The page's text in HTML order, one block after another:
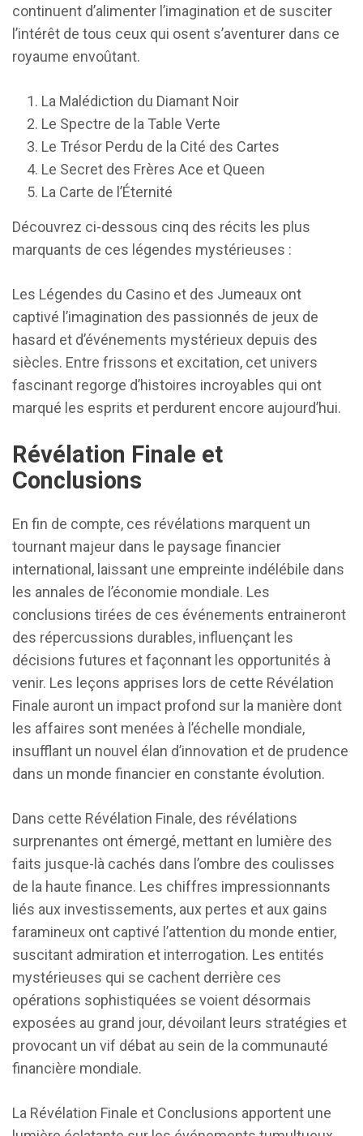
continuent d’alimenter l’imagination et de susciter
l’intérêt de tous ceux qui osent s’aventurer dans ce
royaume envoûtant.
La Malédiction du Diamant Noir
Le Spectre de la Table Verte
Le Trésor Perdu de la Cité des Cartes
Le Secret des Frères Ace et Queen
La Carte de l’Éternité
Découvrez ci-dessous cinq des récits les plus
marquants de ces légendes mystérieuses :
Les Légendes du Casino et des Jumeaux ont
captivé l’imagination des passionnés de jeux de
hasard et d’événements mystérieux depuis des
siècles. Entre frissons et excitation, cet univers
fascinant regorge d’histoires incroyables qui ont
marqué les esprits et perdurent encore aujourd’hui.
Révélation Finale et
Conclusions
En fin de compte, ces révélations marquent un
tournant majeur dans le paysage financier
international, laissant une empreinte indélébile dans
les annales de l’économie mondiale. Les
conclusions tirées de ces événements entraineront
des répercussions durables, influençant les
décisions futures et façonnant les opportunités à
venir. Les leçons apprises lors de cette Révélation
Finale auront un impact profond sur la manière dont
les affaires sont menées à l’échelle mondiale,
insufflant un nouvel élan d’innovation et de prudence
dans un monde financier en constante évolution.
Dans cette Révélation Finale, des révélations
surprenantes ont émergé, mettant en lumière des
faits jusque-là cachés dans l’ombre des coulisses
de la haute finance. Les chiffres impressionnants
liés aux investissements, aux pertes et aux gains
faramineux ont captivé l’attention du monde entier,
suscitant admiration et interrogation. Les entités
mystérieuses qui se cachent derrière ces
opérations sophistiquées se voient désormais
exposées au grand jour, dévoilant leurs stratégies et
provocant un vif débat au sein de la communauté
financière mondiale.
La Révélation Finale et Conclusions apportent une